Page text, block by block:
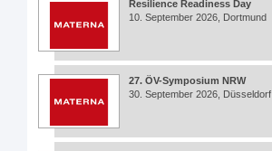
Resilience Readiness Day
10. September 2026, Dortmund
27. ÖV-Symposium NRW
30. September 2026, Düsseldorf